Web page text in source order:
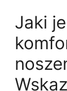
Jaki